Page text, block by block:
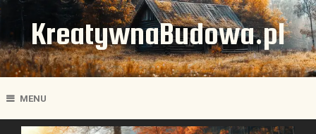
KreatywnaBudowa.pl
MENU